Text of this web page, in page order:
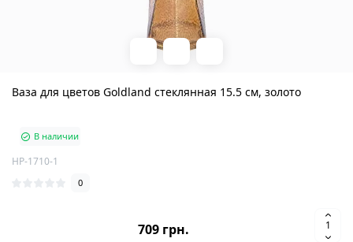
Ваза для цветов Goldland стеклянная 15.5 см, золото
В наличии
HP-1710-1
0
709 грн.